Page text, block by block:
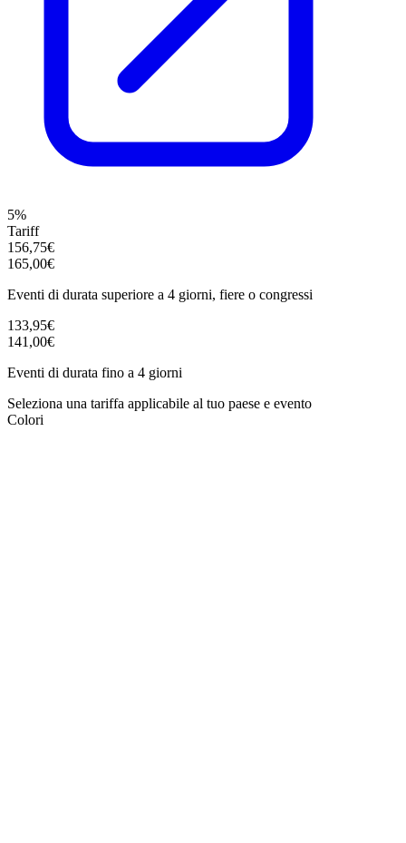
5%
Tariff
156,75€
165,00€
Eventi di durata superiore a 4 giorni, fiere o congressi
133,95€
141,00€
Eventi di durata fino a 4 giorni
Seleziona una tariffa applicabile al tuo paese e evento
Colori